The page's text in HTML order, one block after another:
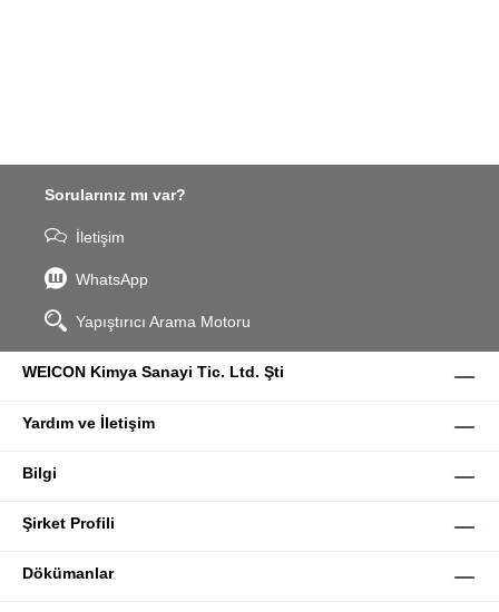
Sorularınız mı var?
İletişim
WhatsApp
Yapıştırıcı Arama Motoru
WEICON Kimya Sanayi Tic. Ltd. Şti
Yardım ve İletişim
Bilgi
Şirket Profili
Dökümanlar